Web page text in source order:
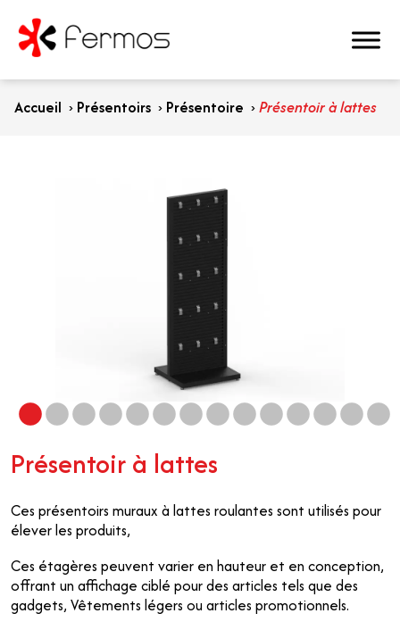
Accueil › Présentoirs › Présentoire ›Présentoir à lattes
Présentoir à lattes
Ces présentoirs muraux à lattes roulantes sont utilisés pour
élever les produits,
Ces étagères peuvent varier en hauteur et en conception,
offrant un affichage ciblé pour des articles tels que des
gadgets, Vêtements légers ou articles promotionnels.